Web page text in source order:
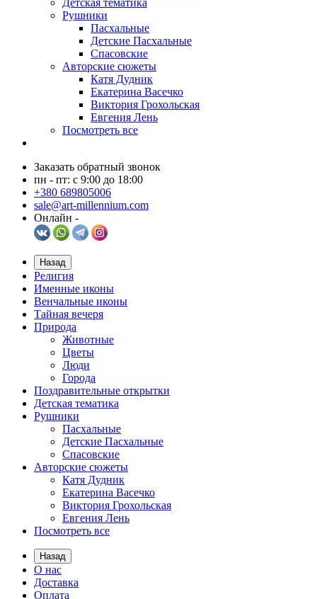
Детская тематика
Рушники
Пасхальные
Детские Пасхальные
Спасовские
Авторские сюжеты
Катя Дудник
Екатерина Васечко
Виктория Грохольская
Евгения Лень
Посмотреть все
Заказать обратный звонок
пн - пт: с 9:00 до 18:00
+380 689805006
sale@art-millennium.com
Онлайн -
Назад
Религия
Именные иконы
Венчальные иконы
Тайная вечеря
Природа
Животные
Цветы
Люди
Города
Поздравительные открытки
Детская тематика
Рушники
Пасхальные
Детские Пасхальные
Спасовские
Авторские сюжеты
Катя Дудник
Екатерина Васечко
Виктория Грохольская
Евгения Лень
Посмотреть все
Назад
О нас
Доставка
Оплата